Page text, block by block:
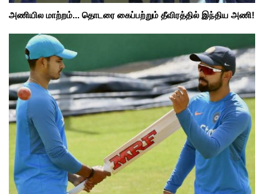
அணியில மாற்றம்... தொடரை கைப்பற்றும் தீவிரத்தில் இந்திய அணி!